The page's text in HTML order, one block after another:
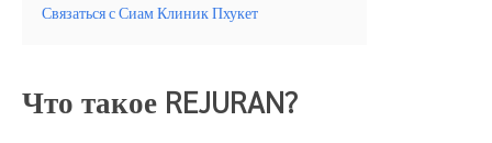
Связаться с Сиам Клиник Пхукет
Что такое REJURAN?